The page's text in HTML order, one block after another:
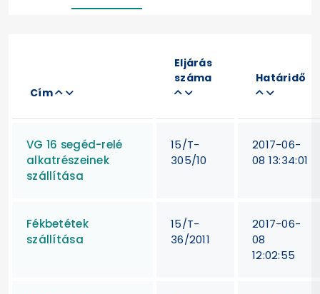
Cím
Eljárás
száma
Határidő
VG 16 segéd-relé
alkatrészeinek
szállítása
15/T-
305/10
2017-06-
08 13:34:01
Fékbetétek
szállítása
15/T-
36/2011
2017-06-
08
12:02:55